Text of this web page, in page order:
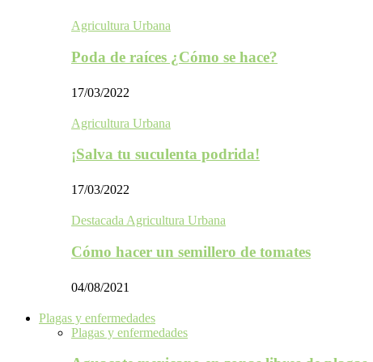
Agricultura Urbana
Poda de raíces ¿Cómo se hace?
17/03/2022
Agricultura Urbana
¡Salva tu suculenta podrida!
17/03/2022
Destacada Agricultura Urbana
Cómo hacer un semillero de tomates
04/08/2021
Plagas y enfermedades
Plagas y enfermedades